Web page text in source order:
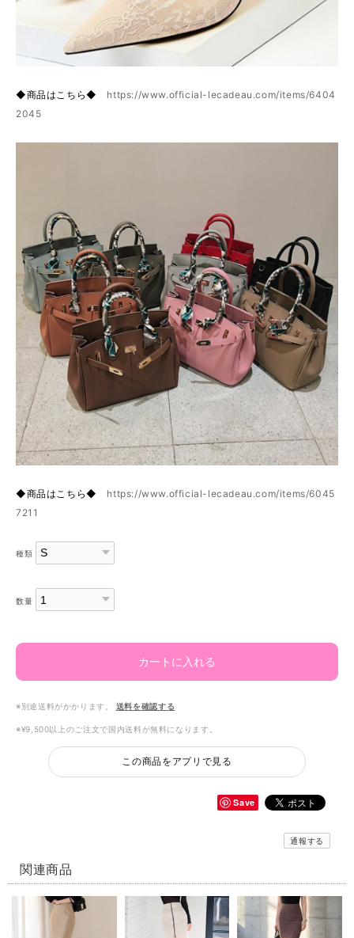
◆商品はこちら◆ https://www.official-lecadeau.com/items/6404
2045
◆商品はこちら◆ https://www.official-lecadeau.com/items/6045
7211
種類
数量
カートに入れる
※別途送料がかかります。 送料を確認する
※¥9,500以上のご注文で国内送料が無料になります。
この商品をアプリで見る
Save
通報する
関連商品